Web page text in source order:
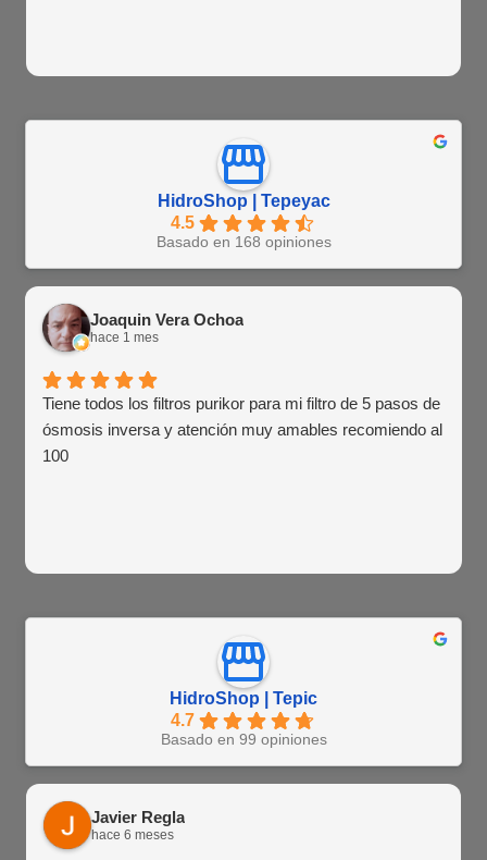
HidroShop | Tepeyac
4.5
Basado en 168 opiniones
Joaquin Vera Ochoa
hace 1 mes
Tiene todos los filtros purikor para mi filtro de 5 pasos de
ósmosis inversa y atención muy amables recomiendo al
100
HidroShop | Tepic
4.7
Basado en 99 opiniones
Javier Regla
hace 6 meses